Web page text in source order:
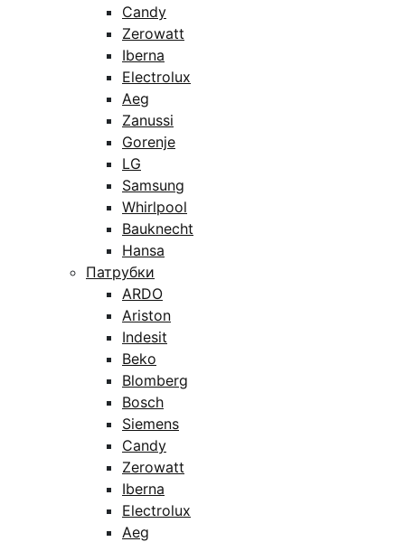
Candy
Zerowatt
Iberna
Electrolux
Aeg
Zanussi
Gorenje
LG
Samsung
Whirlpool
Bauknecht
Hansa
Патрубки
ARDO
Ariston
Indesit
Beko
Blomberg
Bosch
Siemens
Candy
Zerowatt
Iberna
Electrolux
Aeg